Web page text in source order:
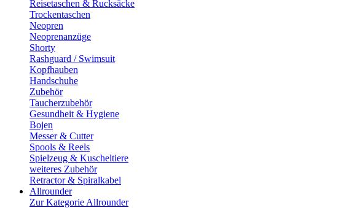
Reisetaschen & Rucksäcke
Trockentaschen
Neopren
Neoprenanzüge
Shorty
Rashguard / Swimsuit
Kopfhauben
Handschuhe
Zubehör
Taucherzubehör
Gesundheit & Hygiene
Bojen
Messer & Cutter
Spools & Reels
Spielzeug & Kuscheltiere
weiteres Zubehör
Retractor & Spiralkabel
Allrounder
Zur Kategorie Allrounder